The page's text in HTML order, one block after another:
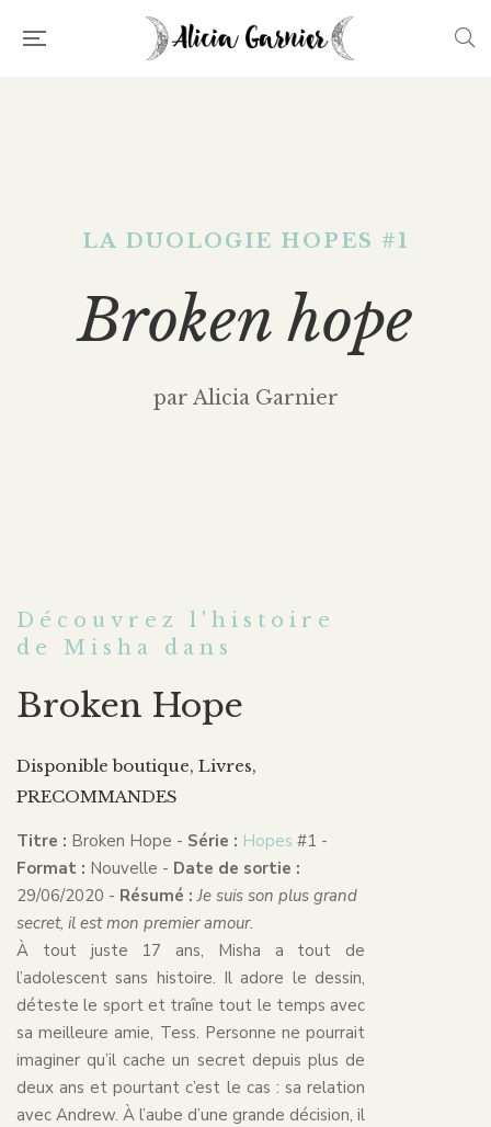
LA DUOLOGIE HOPES #1
Broken hope
par Alicia Garnier
Découvrez l'histoire
de Misha dans
Broken Hope
Disponible boutique, Livres,
PRECOMMANDES
Titre : Broken Hope - Série : Hopes #1 -
Format : Nouvelle - Date de sortie :
29/06/2020 - Résumé : Je suis son plus grand
secret, il est mon premier amour.
À tout juste 17 ans, Misha a tout de
l’adolescent sans histoire. Il adore le dessin,
déteste le sport et traîne tout le temps avec
sa meilleure amie, Tess. Personne ne pourrait
imaginer qu’il cache un secret depuis plus de
deux ans et pourtant c’est le cas : sa relation
avec Andrew. À l’aube d’une grande décision, il